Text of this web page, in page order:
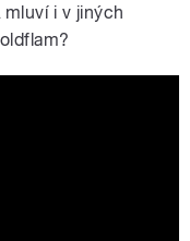
i v jiných